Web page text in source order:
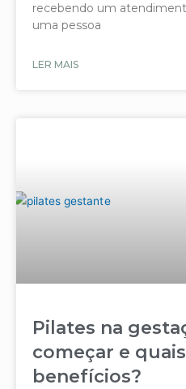
recebendo um
uma pessoa
LER MAIS
Pilates na
começar e
benefícios?